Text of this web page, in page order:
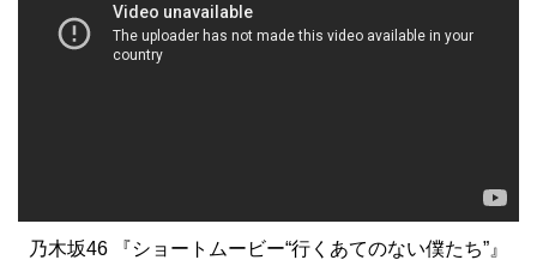
乃木坂46 『ショートムービー“行くあてのない僕たち”』